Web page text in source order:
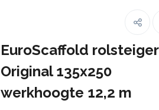
EuroScaffold rolsteiger
Original 135x250
werkhoogte 12,2 m